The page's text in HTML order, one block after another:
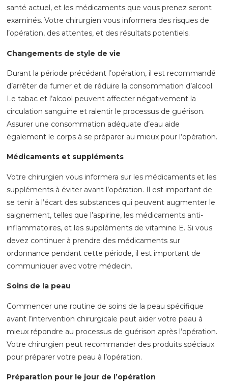
santé actuel, et les médicaments que vous prenez seront
examinés. Votre chirurgien vous informera des risques de
l’opération, des attentes, et des résultats potentiels.
Changements de style de vie
Durant la période précédant l’opération, il est recommandé
d’arrêter de fumer et de réduire la consommation d’alcool.
Le tabac et l’alcool peuvent affecter négativement la
circulation sanguine et ralentir le processus de guérison.
Assurer une consommation adéquate d’eau aide
également le corps à se préparer au mieux pour l’opération.
Médicaments et suppléments
Votre chirurgien vous informera sur les médicaments et les
suppléments à éviter avant l’opération. Il est important de
se tenir à l’écart des substances qui peuvent augmenter le
saignement, telles que l’aspirine, les médicaments anti-
inflammatoires, et les suppléments de vitamine E. Si vous
devez continuer à prendre des médicaments sur
ordonnance pendant cette période, il est important de
communiquer avec votre médecin.
Soins de la peau
Commencer une routine de soins de la peau spécifique
avant l’intervention chirurgicale peut aider votre peau à
mieux répondre au processus de guérison après l’opération.
Votre chirurgien peut recommander des produits spéciaux
pour préparer votre peau à l’opération.
Préparation pour le jour de l’opération